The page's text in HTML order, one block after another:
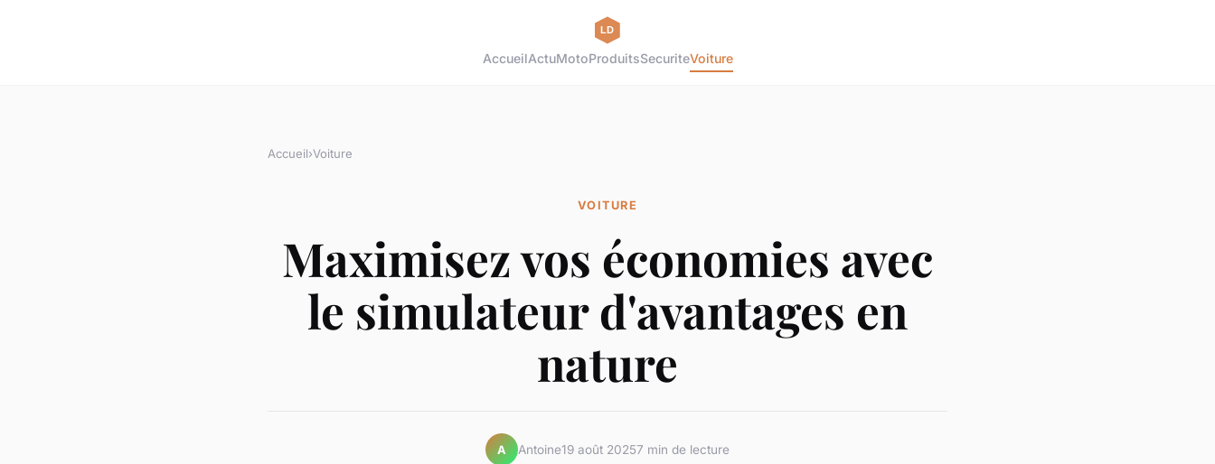
AccueilActuMotoProduitsSecuriteVoiture
Accueil›Voiture
VOITURE
Maximisez vos économies avec
le simulateur d'avantages en
nature
A Antoine19 août 20257 min de lecture